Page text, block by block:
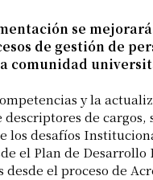
se
de gestión de
comunidad
y la
de cargos,
los desafíos
el Plan de Desarrollo
el proceso de